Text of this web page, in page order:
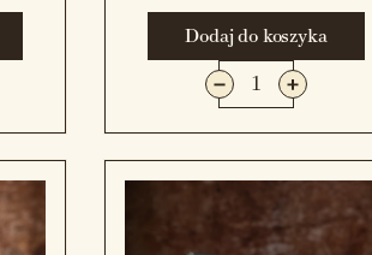
Dodaj do koszyka